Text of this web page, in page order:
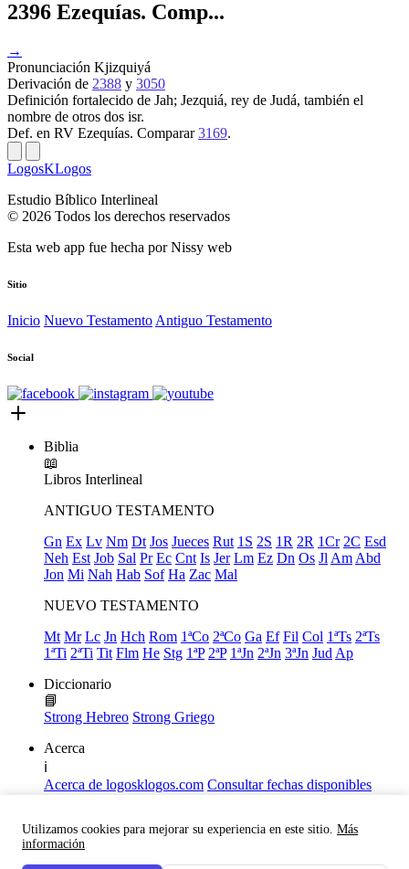
Utilizamos cookies para mejorar su experiencia en este sitio. Más
información
2396 Ezequías. Comp...
→
Pronunciación Kjizquiyá
Derivación de 2388 y 3050
Definición fortalecido de Jah; Jezquiá, rey de Judá, también el
nombre de otros dos isr.
Def. en RV Ezequías. Comparar3169.
LogosKLogos
Estudio Bíblico Interlineal
© 2026 Todos los derechos reservados
Esta web app fue hecha porNissy web
Sitio
Inicio Nuevo Testamento Antiguo Testamento
Social
Biblia
📖
Libros Interlineal
ANTIGUO TESTAMENTO
Gn Ex Lv Nm Dt Jos Jueces Rut 1S 2S 1R 2R 1Cr 2C Esd
Neh Est Job Sal Pr Ec Cnt Is Jer Lm Ez Dn Os Jl Am Abd
Jon Mi Nah Hab Sof Ha Zac Mal
NUEVO TESTAMENTO
Mt Mr Lc Jn Hch Rom 1ªCo 2ªCo Ga Ef Fil Col 1ªTs 2ªTs
1ªTi 2ªTi Tit Flm He Stg 1ªP 2ªP 1ªJn 2ªJn 3ªJn Jud Ap
Diccionario
📘
Strong Hebreo Strong Griego
Acerca
ℹ️
Acerca de logosklogos.com Consultar fechas disponibles
Links útiles